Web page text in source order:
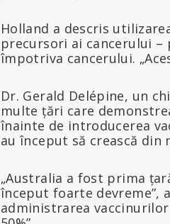
Holland a descris
precursori ai cancerului
împotriva cancerului.
Dr. Gerald Delépine, un
multe țări care
înainte de introducerea
au început să crească din
„Australia a fost prima
început foarte devreme”,
administrarea